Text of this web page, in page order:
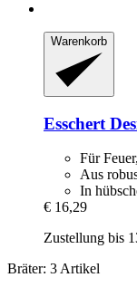
Warenkorb
Esschert
Für
Aus
In
€ 16,29
Zustellung bis
Bräter: 3 Artikel